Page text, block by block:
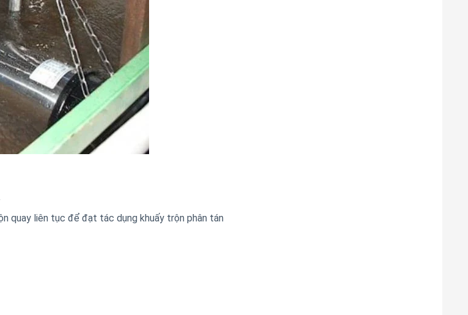
quay liên tục để đạt tác dụng khuấy trộn phân tán